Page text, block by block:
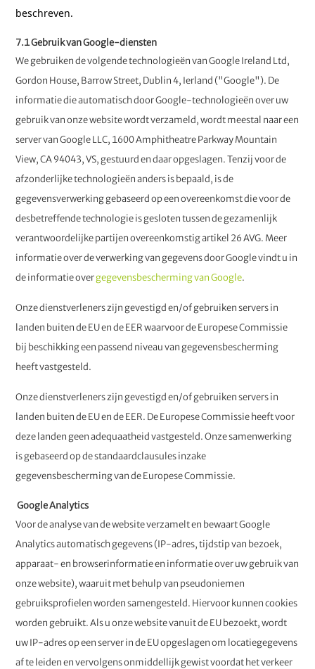
beschreven.
7.1 Gebruik van Google-diensten
We gebruiken de volgende technologieën van Google Ireland Ltd,
Gordon House, Barrow Street, Dublin 4, Ierland ("Google"). De
informatie die automatisch door Google-technologieën over uw
gebruik van onze website wordt verzameld, wordt meestal naar een
server van Google LLC, 1600 Amphitheatre Parkway Mountain
View, CA 94043, VS, gestuurd en daar opgeslagen. Tenzij voor de
afzonderlijke technologieën anders is bepaald, is de
gegevensverwerking gebaseerd op een overeenkomst die voor de
desbetreffende technologie is gesloten tussen de gezamenlijk
verantwoordelijke partijen overeenkomstig artikel 26 AVG. Meer
informatie over de verwerking van gegevens door Google vindt u in
de informatie overgegevensbescherming van Google.
Onze dienstverleners zijn gevestigd en/of gebruiken servers in
landen buiten de EU en de EER waarvoor de Europese Commissie
bij beschikking een passend niveau van gegevensbescherming
heeft vastgesteld.
Onze dienstverleners zijn gevestigd en/of gebruiken servers in
landen buiten de EU en de EER. De Europese Commissie heeft voor
deze landen geen adequaatheid vastgesteld. Onze samenwerking
is gebaseerd op de standaardclausules inzake
gegevensbescherming van de Europese Commissie.
Google Analytics
Voor de analyse van de website verzamelt en bewaart Google
Analytics automatisch gegevens (IP-adres, tijdstip van bezoek,
apparaat- en browserinformatie en informatie over uw gebruik van
onze website), waaruit met behulp van pseudoniemen
gebruiksprofielen worden samengesteld. Hiervoor kunnen cookies
worden gebruikt. Als u onze website vanuit de EU bezoekt, wordt
uw IP-adres op een server in de EU opgeslagen om locatiegegevens
af te leiden en vervolgens onmiddellijk gewist voordat het verkeer